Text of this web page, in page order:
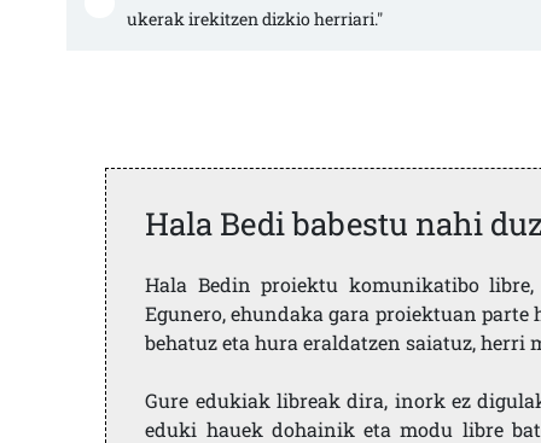
ukerak irekitzen dizkio herriari."
Hala Bedi babestu nahi
Hala Bedin proiektu komunikatibo
Egunero, ehundaka gara proiektuan
behatuz eta hura eraldatzen saiatuz, herri
Gure edukiak libreak dira, inork ez
eduki hauek dohainik eta modu libre